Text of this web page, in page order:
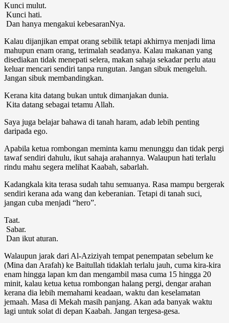
Kunci mulut.
Kunci hati.
Dan hanya mengakui kebesaranNya.
Kalau dijanjikan empat orang sebilik tetapi akhirnya menjadi lima
mahupun enam orang, terimalah seadanya. Kalau makanan yang
disediakan tidak menepati selera, makan sahaja sekadar perlu atau
keluar mencari sendiri tanpa rungutan. Jangan sibuk mengeluh.
Jangan sibuk membandingkan.
Kerana kita datang bukan untuk dimanjakan dunia.
Kita datang sebagai tetamu Allah.
Saya juga belajar bahawa di tanah haram, adab lebih penting
daripada ego.
Apabila ketua rombongan meminta kamu menunggu dan tidak pergi
tawaf sendiri dahulu, ikut sahaja arahannya. Walaupun hati terlalu
rindu mahu segera melihat Kaabah, sabarlah.
Kadangkala kita terasa sudah tahu semuanya. Rasa mampu bergerak
sendiri kerana ada wang dan keberanian. Tetapi di tanah suci,
jangan cuba menjadi “hero”.
Taat.
Sabar.
Dan ikut aturan.
Walaupun jarak dari Al-Aziziyah tempat penempatan sebelum ke
(Mina dan Arafah) ke Baitullah tidaklah terlalu jauh, cuma kira-kira
enam hingga lapan km dan mengambil masa cuma 15 hingga 20
minit, kalau ketua ketua rombongan halang pergi, dengar arahan
kerana dia lebih memahami keadaan, waktu dan keselamatan
jemaah. Masa di Mekah masih panjang. Akan ada banyak waktu
lagi untuk solat di depan Kaabah. Jangan tergesa-gesa.